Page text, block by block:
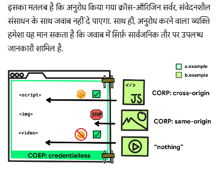
इसका मतलब है कि अनुरोध किया गया क्रॉस-ऑरिजिन सर्वर, संवेदनशील
संसाधन के साथ जवाब नहीं दे पाएगा. साथ ही, अनुरोध करने वाला व्यक्ति
हमेशा यह मान सकता है कि जवाब में सिर्फ़ सार्वजनिक तौर पर उपलब्ध
जानकारी शामिल है.